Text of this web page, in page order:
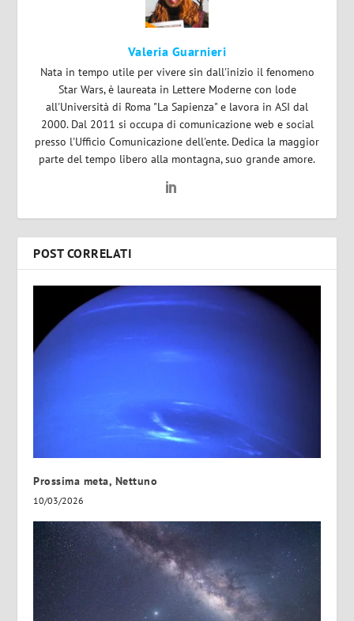
Valeria Guarnieri
Nata in tempo utile per vivere sin dall'inizio il fenomeno
Star Wars, è laureata in Lettere Moderne con lode
all'Università di Roma "La Sapienza" e lavora in ASI dal
2000. Dal 2011 si occupa di comunicazione web e social
presso l'Ufficio Comunicazione dell'ente. Dedica la maggior
parte del tempo libero alla montagna, suo grande amore.
POST CORRELATI
Prossima meta, Nettuno
10/03/2026